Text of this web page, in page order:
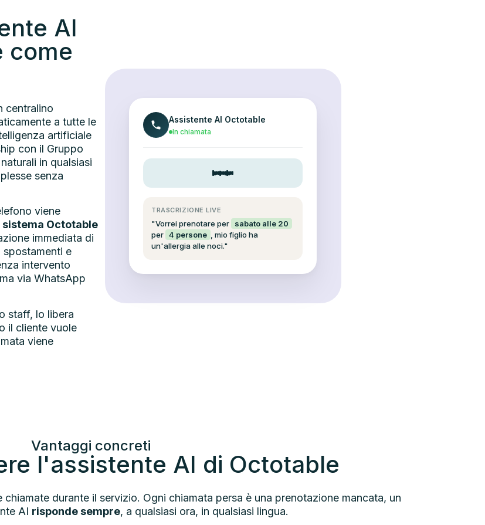
AI
come
centralino
a tutte le
artificiale
con il Gruppo
in qualsiasi
senza
viene
Octotable
immediata di
e
intervento
via WhatsApp
staff, lo libera
il cliente vuole
viene
Assistente AI Octotable
In chiamata
TRASCRIZIONE LIVE
"Vorrei prenotare per
sabato alle 20
per 4 persone
, mio figlio ha
un'allergia alle noci."
Vantaggi concreti
l'assistente AI di Octotable
durante il servizio. Ogni chiamata persa è una prenotazione mancata, un
AI risponde sempre, a qualsiasi ora, in qualsiasi lingua.